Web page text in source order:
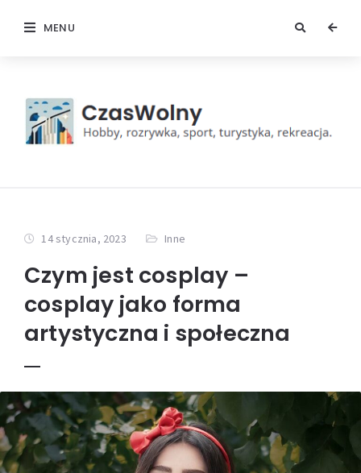
MENU
14 stycznia, 2023 Inne
Czym jest cosplay –
cosplay jako forma
artystyczna i społeczna